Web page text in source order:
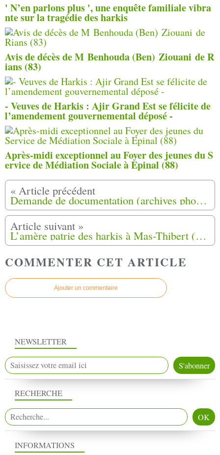
' N’en parlons plus ', une enquête familiale vibra
nte sur la tragédie des harkis
Avis de décès de M Benhouda (Ben) Ziouani de R
ians (83)
- Veuves de Harkis : Ajir Grand Est se félicite de
l’amendement gouvernemental déposé -
Après-midi exceptionnel au Foyer des jeunes du S
ervice de Médiation Sociale à Epinal (88)
Demande de documentation (archives photographiques)
L’amère patrie des harkis à Mas-Thibert (13)
COMMENTER CET ARTICLE
Ajouter un commentaire
NEWSLETTER
RECHERCHE
INFORMATIONS